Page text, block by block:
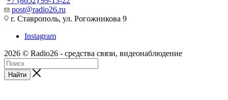
post@radio26.ru
г. Ставрополь, ул. Рогожникова 9
Instagram
2026 © Radio26 - средства связи, видеонаблюдение
Найти